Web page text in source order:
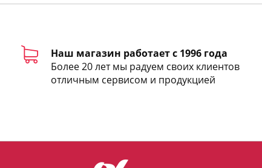
Aramis
Ariana Grande
Armand Basi
Atelier des Ors
Наш магазин работает с 1996 года
Более 20 лет мы радуем своих клиентов
отличным сервисом и продукцией